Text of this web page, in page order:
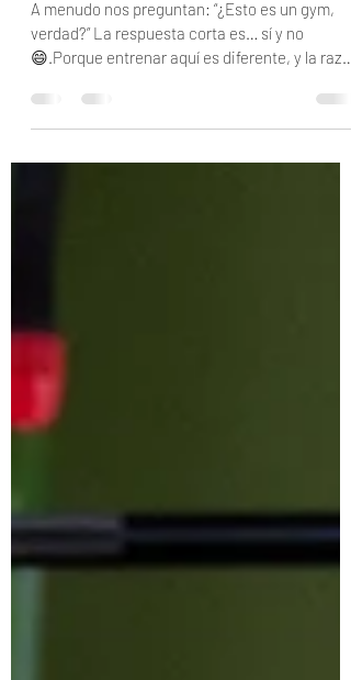
un Open Gym?
A menudo nos preguntan: “¿Esto es un gym,
😄.Porque entrenar aquí es diferente, y la razón
va...